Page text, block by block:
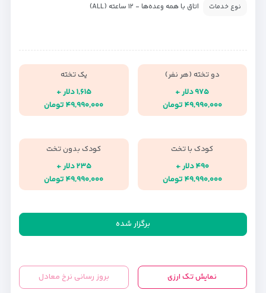
نوع خدمات اتاق با همه وعده‌ها - ۱۲ ساعته (ALL)
دو تخته (هر نفر)
۹۷۵ دلار +
۴۹,۹۹۰,۰۰۰ تومان
یک تخته
۱,۶۱۵ دلار +
۴۹,۹۹۰,۰۰۰ تومان
کودک با تخت
۴۹۰ دلار +
۴۹,۹۹۰,۰۰۰ تومان
کودک بدون تخت
۲۳۵ دلار +
۴۹,۹۹۰,۰۰۰ تومان
برگزار شده
نمایش تک ارزی بروز رسانی نرخ معادل